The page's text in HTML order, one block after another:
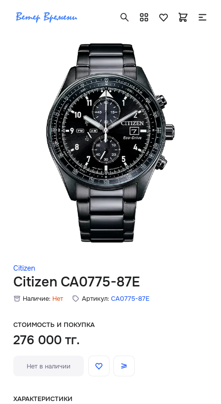
Citizen
Citizen CA0775-87E
Наличие: Нет Артикул: CA0775-87E
СТОИМОСТЬ И ПОКУПКА
276 000 тг.
Нет в наличии
ХАРАКТЕРИСТИКИ
+7 ( 705 ) 181-42-50
info@vetervremeni.kz
Авторизация
Каталог
Мужские часы
Женские часы
Скидки
Главная
О нас
Доставка и оплата